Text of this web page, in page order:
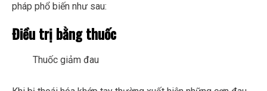
pháp phổ biến như sau:
Điều trị bằng thuốc
Thuốc giảm đau